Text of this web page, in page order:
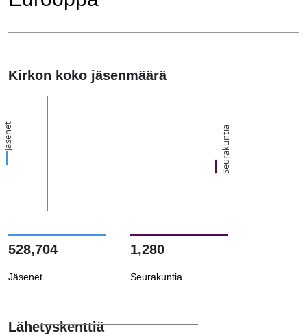
Kirkon koko jäsenmäärä
Jäsenet Seurakuntia
528,704
Jäsenet
1,280
Seurakuntia
Lähetyskenttiä